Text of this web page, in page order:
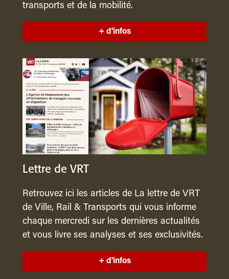
transports et de la mobilité.
+ d'infos
Lettre de VRT
Retrouvez ici les articles de La lettre de VRT
de Ville, Rail & Transports qui vous informe
chaque mercredi sur les dernières actualités
et vous livre ses analyses et ses exclusivités.
+ d'infos